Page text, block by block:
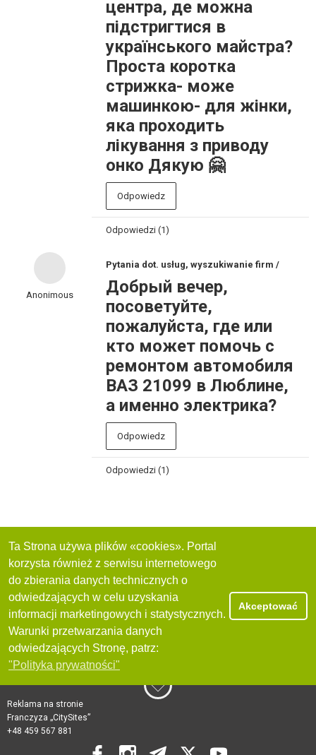
центра, де можна
підстригтися в
українського майстра?
Проста коротка
стрижка- може
машинкою- для жінки,
яка проходить
лікування з приводу
онко Дякую 🤗
Odpowiedz
Odpowiedzi (1)
Anonimous
Pytania dot. usług, wyszukiwanie firm /
Добрый вечер,
посоветуйте,
пожалуйста, где или
кто может помочь с
ремонтом автомобиля
ВАЗ 21099 в Люблине,
а именно электрика?
Odpowiedz
Odpowiedzi (1)
Ta Strona używa plików «cookies». Portal
korzysta również z serwisu internetowego
do zbierania danych technicznych o
odwiedzających w celu uzyskania
informacji marketingowych i statystycznych.
Warunki przetwarzania danych
odwiedzających Stronę, patrz:
"Polityka prywatności"
Akceptować
Reklama na stronie
Franczyza „CitySites”
+48 459 567 881